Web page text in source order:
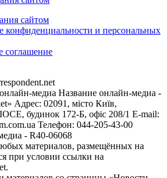
сайтом
конфиденциальности и персональных
соглашение
медиа Название онлайн-медиа -
Адрес: 02091, місто Київ,
будинок 172-Б, офіс 208/1 E-mail:
Телефон: 044-205-43-00
- R40-06068
материалов, размещённых на
при условии ссылки на